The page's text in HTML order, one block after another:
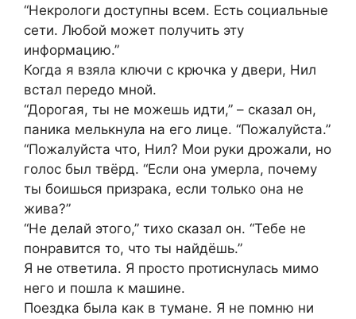
“Некрологи доступны всем. Есть социальные
сети. Любой может получить эту
информацию.”
Когда я взяла ключи с крючка у двери, Нил
встал передо мной.
“Дорогая, ты не можешь идти,” – сказал он,
паника мелькнула на его лице. “Пожалуйста.”
“Пожалуйста что, Нил? Мои руки дрожали, но
голос был твёрд. “Если она умерла, почему
ты боишься призрака, если только она не
жива?”
“Не делай этого,” тихо сказал он. “Тебе не
понравится то, что ты найдёшь.”
Я не ответила. Я просто протиснулась мимо
него и пошла к машине.
Поездка была как в тумане. Я не помню ни